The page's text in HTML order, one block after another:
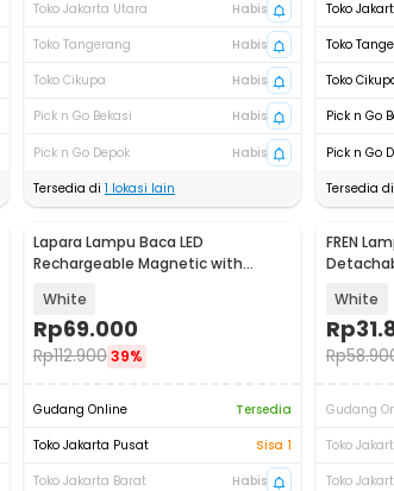
Toko Jakarta Utara
Habis
Toko Tangerang
Habis
Toko Cikupa
Habis
Pick n Go Bekasi
Habis
Pick n Go Depok
Habis
Tersedia di 1 lokasi lain
Toko
Toko
Toko
Pick n Go
Pick n Go
Tersedia di
Lapara Lampu Baca LED
Rechargeable Magnetic with
White
Rp69.000
Rp112.90039%
Gudang Online
Tersedia
Toko Jakarta Pusat
Sisa 1
Toko Jakarta Barat
Habis
FREN
White
Rp
Rp
Gudang
Toko
Toko